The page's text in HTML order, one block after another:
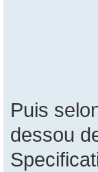
Puis
dessou